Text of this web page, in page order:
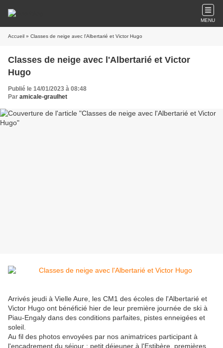
MENU
Accueil » Classes de neige avec l'Albertarié et Victor Hugo
Classes de neige avec l'Albertarié et Victor
Hugo
Publié le 14/01/2023 à 08:48
Par amicale-graulhet
Arrivés jeudi à Vielle Aure, les CM1 des écoles de l'Albertarié et
Victor Hugo ont bénéficié hier de leur première journée de ski à
Piau-Engaly dans des conditions parfaites, pistes enneigées et
soleil.
Au fil des photos envoyées par nos animatrices participant à
l'encadrement du séjour : petit déjeuner à l'Estibère, premières